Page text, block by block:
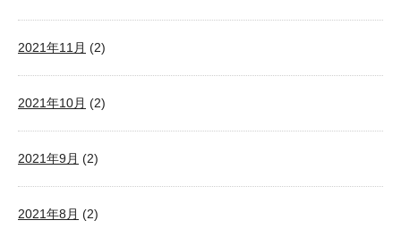
2021年11月 (2)
2021年10月 (2)
2021年9月 (2)
2021年8月 (2)